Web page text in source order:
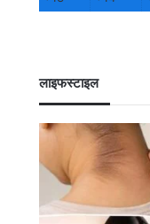
लाइफस्टाइल